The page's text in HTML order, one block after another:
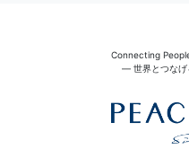
Connecting
― 世界とつな